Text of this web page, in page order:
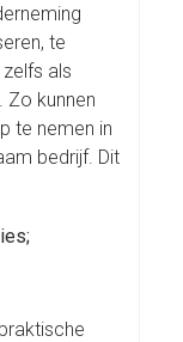
te
als
Zo kunnen
te nemen in
bedrijf. Dit